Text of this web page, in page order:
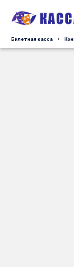
Билетная касса